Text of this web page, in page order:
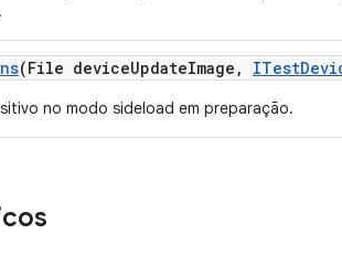
(File deviceUpdateImage , ITest
no modo sideload em preparação.